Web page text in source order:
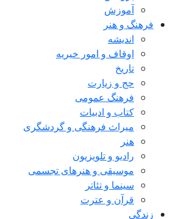
آموزش
فرهنگ و هنر
اندیشه
اوقاف و امور خیریه
تاریخ
حج و زیارت
فرهنگ عمومی
کتاب و ادبیات
میراث فرهنگی و گردشگری
هنر
رادیو و تلویزیون
موسیقی و هنرهای تجسمی
سینما و تئاتر
قرآن و عترت
زندگی